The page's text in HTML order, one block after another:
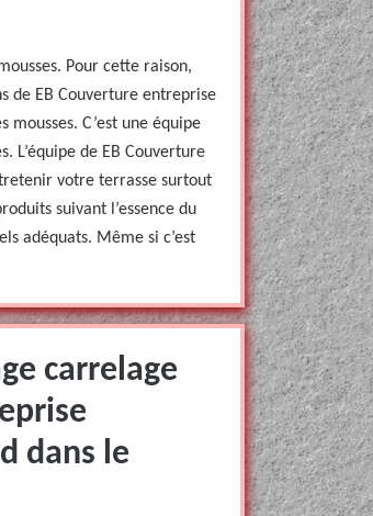
Pour cette raison,
de EB Couverture entreprise
C’est une équipe
L’équipe de EB Couverture
votre terrasse surtout
suivant l’essence du
adéquats. Même si c’est
carrelage
dans le